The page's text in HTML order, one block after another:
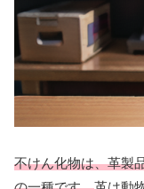
不けん化物は、革製